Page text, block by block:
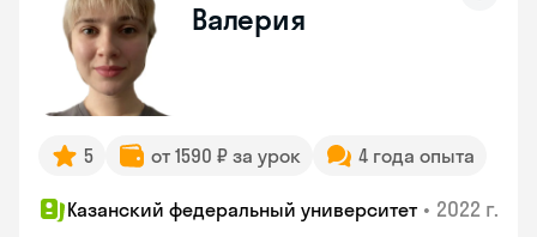
Валерия
5 от 1590 ₽ за урок 4 года опыта
Казанский федеральный университет • 2022 г.